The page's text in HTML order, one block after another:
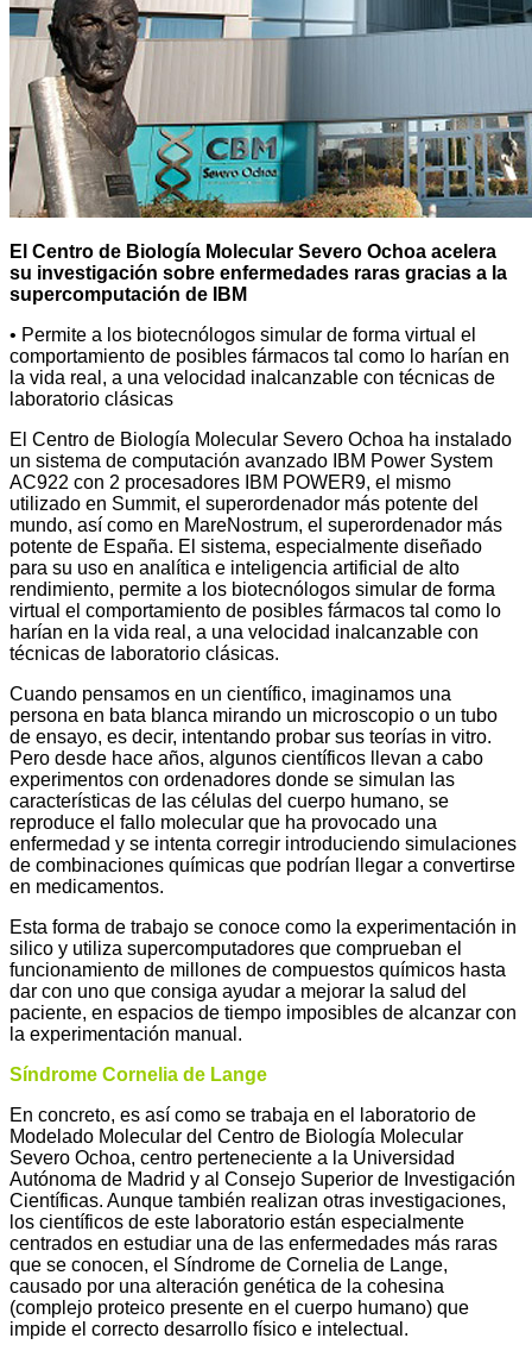
El Centro de Biología Molecular Severo Ochoa acelera
su investigación sobre enfermedades raras gracias a la
supercomputación de IBM
• Permite a los biotecnólogos simular de forma virtual el
comportamiento de posibles fármacos tal como lo harían en
la vida real, a una velocidad inalcanzable con técnicas de
laboratorio clásicas
El Centro de Biología Molecular Severo Ochoa ha instalado
un sistema de computación avanzado IBM Power System
AC922 con 2 procesadores IBM POWER9, el mismo
utilizado en Summit, el superordenador más potente del
mundo, así como en MareNostrum, el superordenador más
potente de España. El sistema, especialmente diseñado
para su uso en analítica e inteligencia artificial de alto
rendimiento, permite a los biotecnólogos simular de forma
virtual el comportamiento de posibles fármacos tal como lo
harían en la vida real, a una velocidad inalcanzable con
técnicas de laboratorio clásicas.
Cuando pensamos en un científico, imaginamos una
persona en bata blanca mirando un microscopio o un tubo
de ensayo, es decir, intentando probar sus teorías in vitro.
Pero desde hace años, algunos científicos llevan a cabo
experimentos con ordenadores donde se simulan las
características de las células del cuerpo humano, se
reproduce el fallo molecular que ha provocado una
enfermedad y se intenta corregir introduciendo simulaciones
de combinaciones químicas que podrían llegar a convertirse
en medicamentos.
Esta forma de trabajo se conoce como la experimentación in
silico y utiliza supercomputadores que comprueban el
funcionamiento de millones de compuestos químicos hasta
dar con uno que consiga ayudar a mejorar la salud del
paciente, en espacios de tiempo imposibles de alcanzar con
la experimentación manual.
Síndrome Cornelia de Lange
En concreto, es así como se trabaja en el laboratorio de
Modelado Molecular del Centro de Biología Molecular
Severo Ochoa, centro perteneciente a la Universidad
Autónoma de Madrid y al Consejo Superior de Investigación
Científicas. Aunque también realizan otras investigaciones,
los científicos de este laboratorio están especialmente
centrados en estudiar una de las enfermedades más raras
que se conocen, el Síndrome de Cornelia de Lange,
causado por una alteración genética de la cohesina
(complejo proteico presente en el cuerpo humano) que
impide el correcto desarrollo físico e intelectual.